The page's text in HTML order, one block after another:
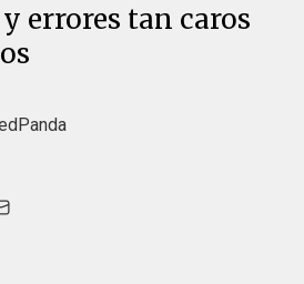
errores tan caros